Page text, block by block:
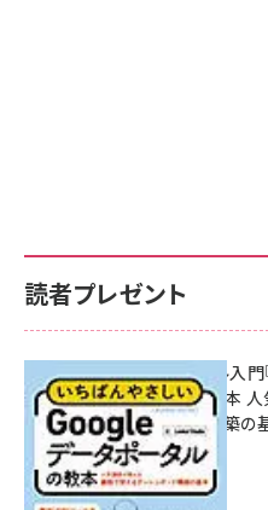
読者プレゼント
無料BIツール入門
ポータルの教本
シュボード構築の
7月31日 10:00